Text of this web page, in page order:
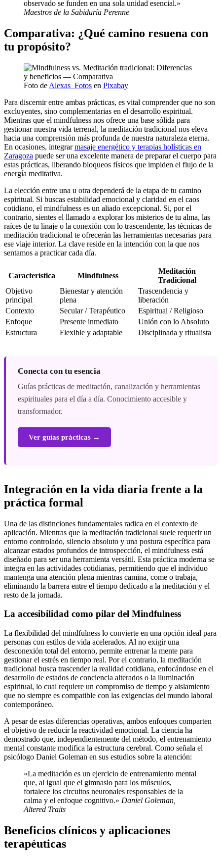
observado se funden en una sola unidad esencial.»
Maestros de la Sabiduría Perenne
Comparativa: ¿Qué camino resuena con
tu propósito?
Foto de Alexas_Fotos en Pixabay
Para discernir entre ambas prácticas, es vital comprender que no son
excluyentes, sino complementarias en el desarrollo espiritual.
Mientras que el mindfulness nos ofrece una base sólida para
gestionar nuestra vida terrenal, la meditación tradicional nos eleva
hacia una comprensión más profunda de nuestra naturaleza eterna.
En ocasiones, integrarmasaje energético y terapias holísticas en
Zaragoza puede ser una excelente manera de preparar el cuerpo para
estas prácticas, liberando bloqueos físicos que impiden el flujo de la
energía meditativa.
La elección entre una u otra dependerá de la etapa de tu camino
espiritual. Si buscas estabilidad emocional y claridad en el caos
cotidiano, el mindfulness es un aliado excepcional. Si, por el
contrario, sientes el llamado a explorar los misterios de tu alma, las
raíces de tu linaje o la conexión con lo trascendente, las técnicas de
meditación tradicional te ofrecerán las herramientas necesarias para
ese viaje interior. La clave reside en la intención con la que nos
sentamos a practicar cada día.
Característica Mindfulness
Meditación
Tradicional
Objetivo
principal
Bienestar y atención
plena
Trascendencia y
liberación
Contexto
Secular / Terapéutico
Espiritual / Religioso
Enfoque
Presente inmediato
Unión con lo Absoluto
Estructura
Flexible y adaptable Disciplinada y ritualista
Conecta con tu esencia
Guías prácticas de meditación, canalización y herramientas
espirituales para el día a día. Conocimiento accesible y
transformador.
Ver guías prácticas →
Integración en la vida diaria frente a la
práctica formal
Una de las distinciones fundamentales radica en el contexto de
aplicación. Mientras que la meditación tradicional suele requerir un
entorno controlado, silencio absoluto y una postura específica para
alcanzar estados profundos de introspección, el mindfulness está
diseñado para ser una herramienta versátil. Esta práctica moderna se
integra en las actividades cotidianas, permitiendo que el individuo
mantenga una atención plena mientras camina, come o trabaja,
eliminando la barrera entre el tiempo dedicado a la meditación y el
resto de la jornada.
La accesibilidad como pilar del Mindfulness
La flexibilidad del mindfulness lo convierte en una opción ideal para
personas con estilos de vida acelerados. Al no exigir una
desconexión total del entorno, permite entrenar la mente para
gestionar el estrés en tiempo real. Por el contrario, la meditación
tradicional busca trascender la realidad cotidiana, enfocándose en el
desarrollo de estados de conciencia alterados o la iluminación
espiritual, lo cual requiere un compromiso de tiempo y aislamiento
que no siempre es compatible con las exigencias del mundo laboral
contemporáneo.
A pesar de estas diferencias operativas, ambos enfoques comparten
el objetivo de reducir la reactividad emocional. La ciencia ha
demostrado que, independientemente del método, el entrenamiento
mental constante modifica la estructura cerebral. Como señala el
psicólogo Daniel Goleman en sus estudios sobre la atención:
«La meditación es un ejercicio de entrenamiento mental
que, al igual que el gimnasio para los músculos,
fortalece los circuitos neuronales responsables de la
calma y el enfoque cognitivo.» Daniel Goleman,
Altered Traits
Beneficios clínicos y aplicaciones
terapéuticas